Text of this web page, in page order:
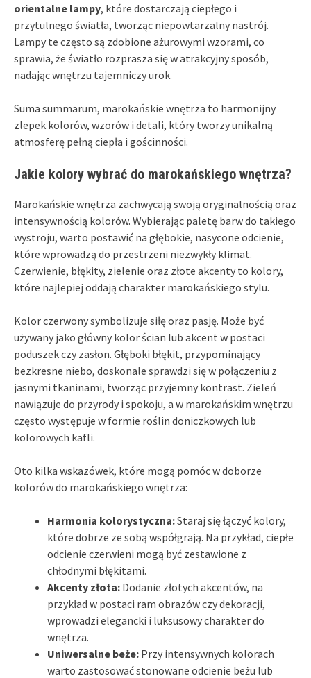
orientalne lampy, które dostarczają ciepłego i
przytulnego światła, tworząc niepowtarzalny nastrój.
Lampy te często są zdobione ażurowymi wzorami, co
sprawia, że światło rozprasza się w atrakcyjny sposób,
nadając wnętrzu tajemniczy urok.
Suma summarum, marokańskie wnętrza to harmonijny
zlepek kolorów, wzorów i detali, który tworzy unikalną
atmosferę pełną ciepła i gościnności.
Jakie kolory wybrać do marokańskiego wnętrza?
Marokańskie wnętrza zachwycają swoją oryginalnością oraz
intensywnością kolorów. Wybierając paletę barw do takiego
wystroju, warto postawić na głębokie, nasycone odcienie,
które wprowadzą do przestrzeni niezwykły klimat.
Czerwienie, błękity, zielenie oraz złote akcenty to kolory,
które najlepiej oddają charakter marokańskiego stylu.
Kolor czerwony symbolizuje siłę oraz pasję. Może być
używany jako główny kolor ścian lub akcent w postaci
poduszek czy zasłon. Głęboki błękit, przypominający
bezkresne niebo, doskonale sprawdzi się w połączeniu z
jasnymi tkaninami, tworząc przyjemny kontrast. Zieleń
nawiązuje do przyrody i spokoju, a w marokańskim wnętrzu
często występuje w formie roślin doniczkowych lub
kolorowych kafli.
Oto kilka wskazówek, które mogą pomóc w doborze
kolorów do marokańskiego wnętrza:
Harmonia kolorystyczna:Staraj się łączyć kolory,
które dobrze ze sobą współgrają. Na przykład, ciepłe
odcienie czerwieni mogą być zestawione z
chłodnymi błękitami.
Akcenty złota: Dodanie złotych akcentów, na
przykład w postaci ram obrazów czy dekoracji,
wprowadzi elegancki i luksusowy charakter do
wnętrza.
Uniwersalne beże: Przy intensywnych kolorach
warto zastosować stonowane odcienie beżu lub